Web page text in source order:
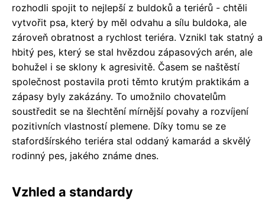
rozhodli spojit to nejlepší z buldoků a teriérů - chtěli
vytvořit psa, který by měl odvahu a sílu buldoka, ale
zároveň obratnost a rychlost teriéra. Vznikl tak statný a
hbitý pes, který se stal hvězdou zápasových arén, ale
bohužel i se sklony k agresivitě. Časem se naštěstí
společnost postavila proti těmto krutým praktikám a
zápasy byly zakázány. To umožnilo chovatelům
soustředit se na šlechtění mírnější povahy a rozvíjení
pozitivních vlastností plemene. Díky tomu se ze
stafordšírského teriéra stal oddaný kamarád a skvělý
rodinný pes, jakého známe dnes.
Vzhled a standardy